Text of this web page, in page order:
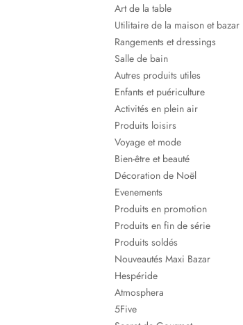
Art de la table
Utilitaire de la maison et bazar
Rangements et dressings
Salle de bain
Autres produits utiles
Enfants et puériculture
Activités en plein air
Produits loisirs
Voyage et mode
Bien-être et beauté
Décoration de Noël
Evenements
Produits en promotion
Produits en fin de série
Produits soldés
Nouveautés Maxi Bazar
Hespéride
Atmosphera
5Five